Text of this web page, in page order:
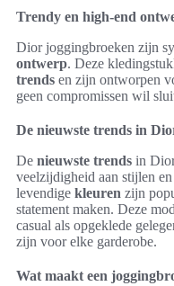
Trendy en high-end
Dior joggingbroeken zijn
ontwerp. Deze
trends en zijn ontworpen
geen compromissen wil
De nieuwste trends in
De nieuwste trends in
veelzijdigheid aan stijlen
levendige kleuren zijn
statement maken. Deze
casual als opgeklede
zijn voor elke garderobe.
Wat maakt een